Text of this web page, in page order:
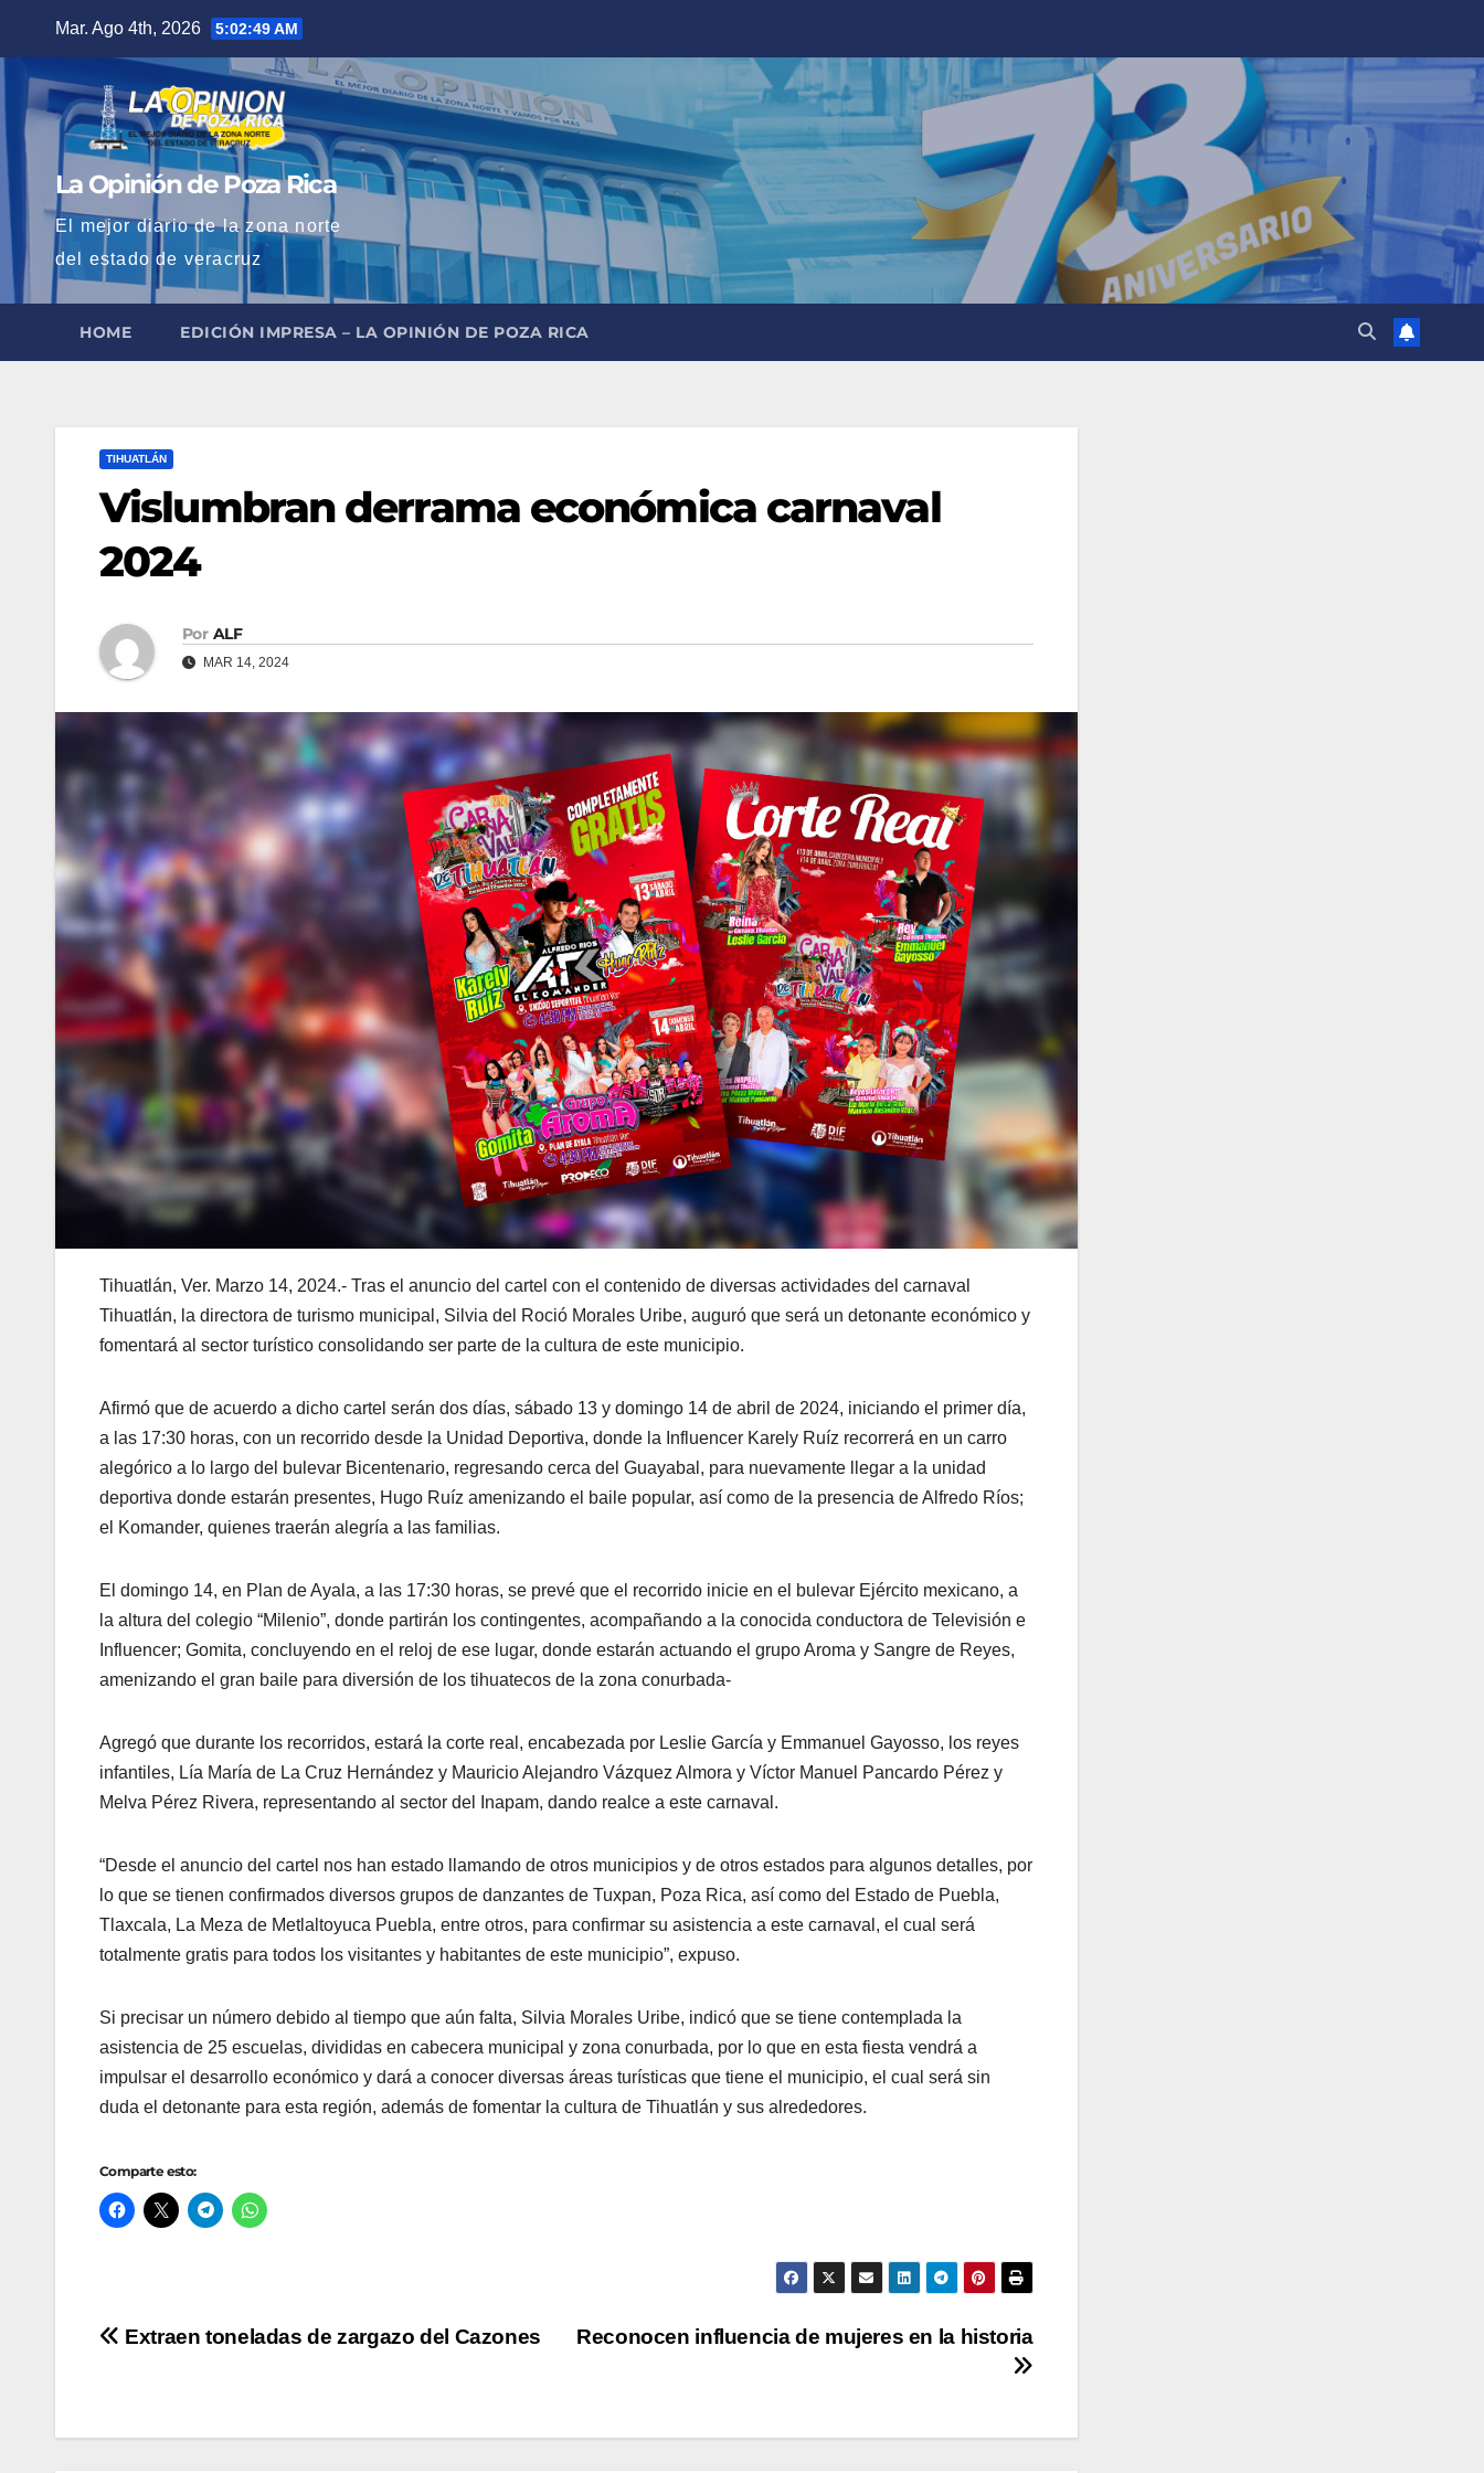
contenido
Mar. Ago 4th, 2026 5:02:50 AM
La Opinión de Poza Rica
El mejor diario de la zona norte
del estado de veracruz
HOME EDICIÓN IMPRESA – LA OPINIÓN DE POZA RICA
TIHUATLÁN
Vislumbran derrama económica carnaval
2024
Por ALF
MAR 14, 2024
Tihuatlán, Ver. Marzo 14, 2024.- Tras el anuncio del cartel con el contenido de diversas actividades del carnaval
Tihuatlán, la directora de turismo municipal, Silvia del Roció Morales Uribe, auguró que será un detonante económico y
fomentará al sector turístico consolidando ser parte de la cultura de este municipio.
Afirmó que de acuerdo a dicho cartel serán dos días, sábado 13 y domingo 14 de abril de 2024, iniciando el primer día,
a las 17:30 horas, con un recorrido desde la Unidad Deportiva, donde la Influencer Karely Ruíz recorrerá en un carro
alegórico a lo largo del bulevar Bicentenario, regresando cerca del Guayabal, para nuevamente llegar a la unidad
deportiva donde estarán presentes, Hugo Ruíz amenizando el baile popular, así como de la presencia de Alfredo Ríos;
el Komander, quienes traerán alegría a las familias.
El domingo 14, en Plan de Ayala, a las 17:30 horas, se prevé que el recorrido inicie en el bulevar Ejército mexicano, a
la altura del colegio “Milenio”, donde partirán los contingentes, acompañando a la conocida conductora de Televisión e
Influencer; Gomita, concluyendo en el reloj de ese lugar, donde estarán actuando el grupo Aroma y Sangre de Reyes,
amenizando el gran baile para diversión de los tihuatecos de la zona conurbada-
Agregó que durante los recorridos, estará la corte real, encabezada por Leslie García y Emmanuel Gayosso, los reyes
infantiles, Lía María de La Cruz Hernández y Mauricio Alejandro Vázquez Almora y Víctor Manuel Pancardo Pérez y
Melva Pérez Rivera, representando al sector del Inapam, dando realce a este carnaval.
“Desde el anuncio del cartel nos han estado llamando de otros municipios y de otros estados para algunos detalles, por
lo que se tienen confirmados diversos grupos de danzantes de Tuxpan, Poza Rica, así como del Estado de Puebla,
Tlaxcala, La Meza de Metlaltoyuca Puebla, entre otros, para confirmar su asistencia a este carnaval, el cual será
totalmente gratis para todos los visitantes y habitantes de este municipio”, expuso.
Si precisar un número debido al tiempo que aún falta, Silvia Morales Uribe, indicó que se tiene contemplada la
asistencia de 25 escuelas, divididas en cabecera municipal y zona conurbada, por lo que en esta fiesta vendrá a
impulsar el desarrollo económico y dará a conocer diversas áreas turísticas que tiene el municipio, el cual será sin
duda el detonante para esta región, además de fomentar la cultura de Tihuatlán y sus alrededores.
Comparte esto:
Navegación
entradas
Reconocen influencia de mujeres en la historia
Extraen toneladas de zargazo del Cazones